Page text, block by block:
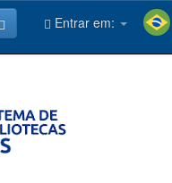
Entrar em: